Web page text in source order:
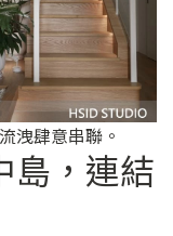
洩肆意串聯。
島，連結